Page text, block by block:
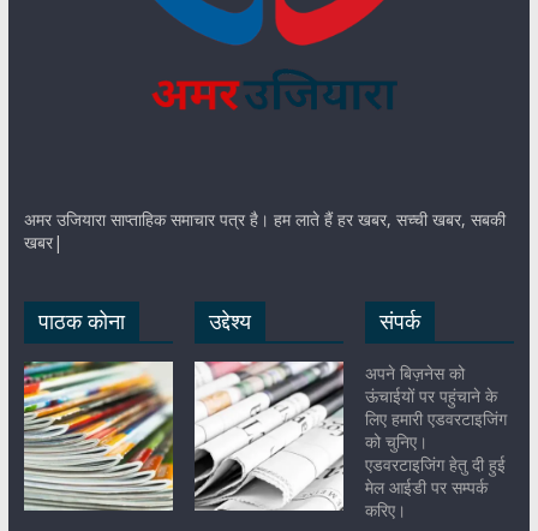
अमर उजियारा साप्ताहिक समाचार पत्र है। हम लाते हैं हर खबर, सच्ची खबर, सबकी
खबर|
पाठक कोना उद्देश्य संपर्क
अपने बिज़नेस को
ऊंचाईयों पर पहुंचाने के
लिए हमारी एडवरटाइजिंग
को चुनिए।
एडवरटाइजिंग हेतु दी हुई
मेल आईडी पर सम्पर्क
करिए।